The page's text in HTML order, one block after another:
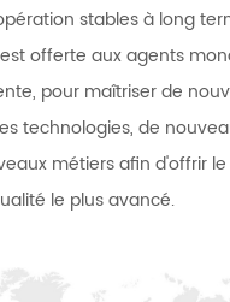
stables à long
offerte aux agents
pour maîtriser de
technologies, de
métiers afin d'offrir
le plus avancé.